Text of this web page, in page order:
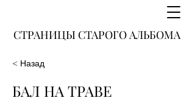
СТРАНИЦЫ СТАРОГО АЛЬБОМА
< Назад
БАЛ НА ТРАВЕ